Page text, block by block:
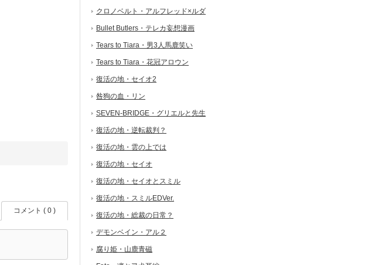
コメント ( 0 )
クロノベルト・アルフレッド×ルダ
Bullet Butlers・テレカ妄想漫画
Tears to Tiara・男3人馬鹿笑い
Tears to Tiara・花冠アロウン
復活の地・セイオ2
咎狗の血・リン
SEVEN-BRIDGE・グリエルと先生
復活の地・逆転裁判？
復活の地・雲の上では
復活の地・セイオ
復活の地・セイオとスミル
復活の地・スミルEDVer.
復活の地・総裁の日常？
デモンベイン・アル２
腐り姫・山鹿青磁